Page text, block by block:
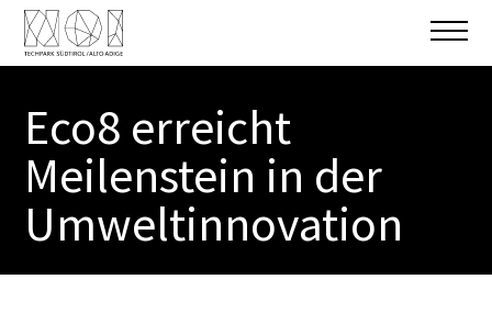
Eco8 erreicht
Meilenstein in der
Umweltinnovation